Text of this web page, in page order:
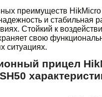
преимуществ
и стабильная
Стойкий к
свою
ситуациях.
прицел